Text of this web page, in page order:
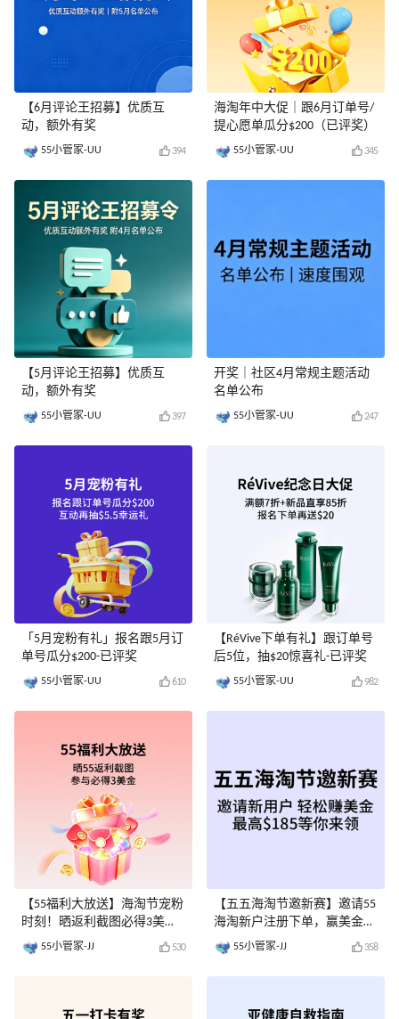
【6月评论王招募】优质互
动，额外有奖
55小管家-UU 394
【5月评论王招募】优质互
动，额外有奖
55小管家-UU 397
「5月宠粉有礼」报名跟5月订
单号瓜分$200-已评奖
55小管家-UU 610
【55福利大放送】海淘节宠粉
时刻！晒返利截图必得3美金-
已评奖55小管家-JJ 530
海淘年中大促｜跟6月订单号/
提心愿单瓜分$200（已评奖）
55小管家-UU 345
开奖｜社区4月常规主题活动
名单公布
55小管家-UU 247
【RéVive下单有礼】跟订单号
后5位，抽$20惊喜礼-已评奖
55小管家-UU 982
【五五海淘节邀新赛】邀请55
海淘新户注册下单，赢美金奖
励-已评奖
55小管家-JJ 358